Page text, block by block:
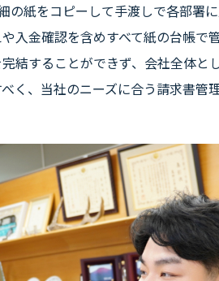
の紙をコピーして手渡しで各部署
入金確認を含めすべて紙の台帳で
結することができず、会社全体と
く、当社のニーズに合う請求書管